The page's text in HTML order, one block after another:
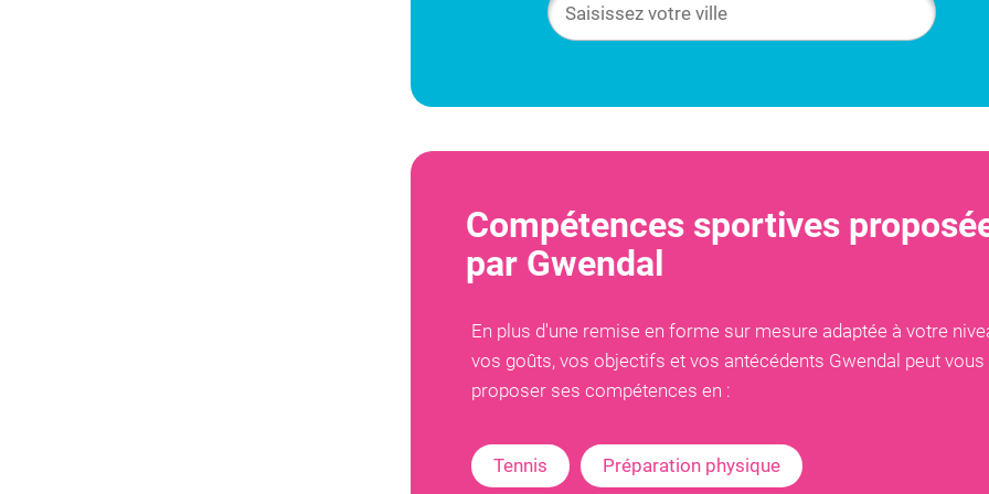
Compétences sportives
par Gwendal
En plus d'une remise en forme sur mesure adaptée à votre
vos goûts, vos objectifs et vos antécédents Gwendal peut vous
proposer ses compétences en :
Tennis Préparation physique